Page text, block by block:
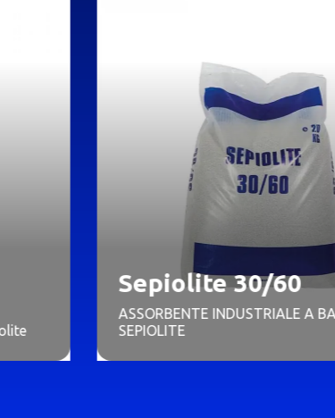
Sepiolite 30/60
ASSORBENTE INDUSTRIALE A BASE DI
SEPIOLITE